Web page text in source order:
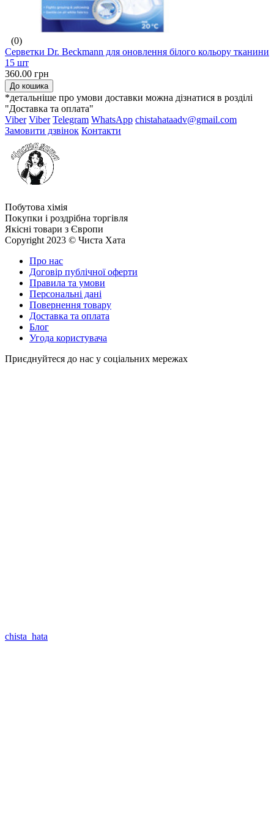
(0)
Серветки Dr. Beckmann для оновлення білого кольору тканини
15 шт
360.00 грн
До кошика
*детальніше про умови доставки можна дізнатися в розділі
"Доставка та оплата"
Viber Viber Telegram WhatsApp chistahataadv@gmail.com
Замовити дзвінок Контакти
Побутова хімія
Покупки і роздрібна торгівля
Якісні товари з Європи
Copyright 2023 © Чиста Хата
Про нас
Договір публічної оферти
Правила та умови
Персональні дані
Повернення товару
Доставка та оплата
Блог
Угода користувача
Приєднуйтеся до нас у соціальних мережах
chista_hata